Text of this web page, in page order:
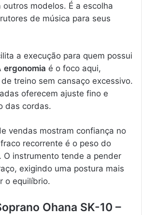
outros modelos. É a escolha
de música para seus
a execução para quem possui
ergonomia é o foco aqui,
treino sem cansaço excessivo.
oferecem ajuste fino e
das cordas.
vendas mostram confiança no
recorrente é o peso do
O instrumento tende a pender
exigindo uma postura mais
o equilíbrio.
Ohana SK-10 –